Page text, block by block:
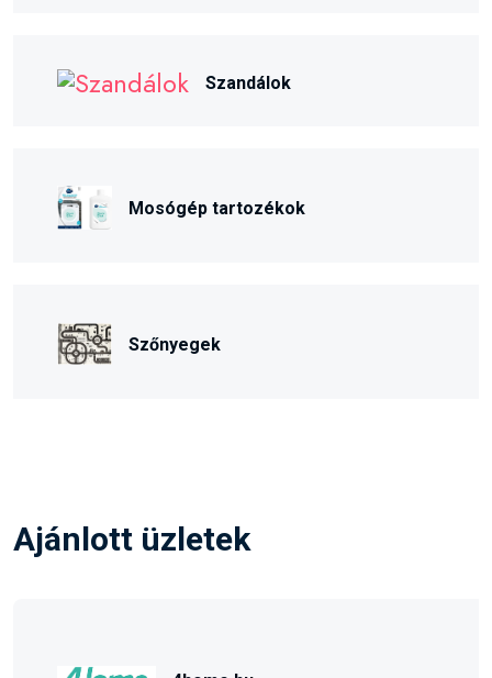
Szandálok
Mosógép tartozékok
Szőnyegek
Ajánlott üzletek